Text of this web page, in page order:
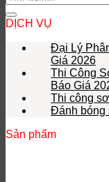
DỊCH VỤ
Đại Lý
Giá 2026
Thi Công
Báo Giá
Thi công
Đánh bóng
Sản phẩm